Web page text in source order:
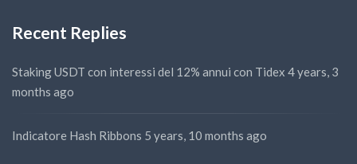
Recent Replies
Staking USDT con interessi del 12% annui con Tidex 4 years, 3
months ago
Indicatore Hash Ribbons 5 years, 10 months ago